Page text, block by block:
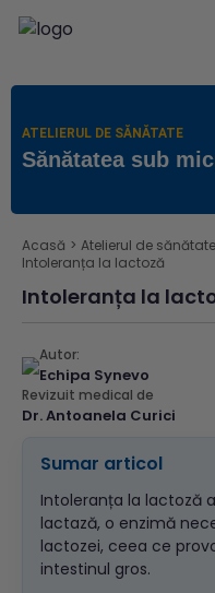
ATELIERUL DE SĂNĂTATE
Sănătatea sub
Acasă > Atelierul de sănătate
Intoleranța la lactoză
Intoleranța la
Autor:
Echipa Synevo
Revizuit medical de
Dr. Antoanela Curici
Sumar articol
Intoleranța la lactoză
lactază, o enzimă
lactozei, ceea ce
intestinul gros.